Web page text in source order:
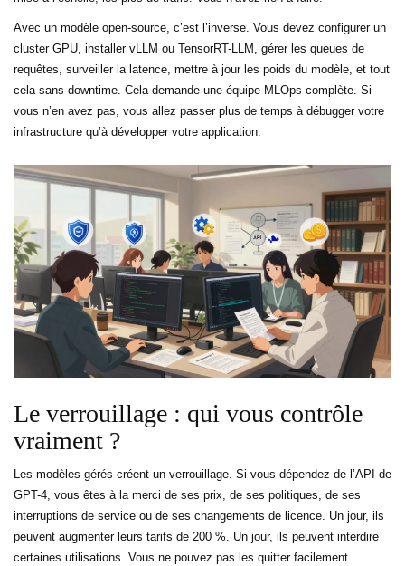
Avec un modèle open-source, c’est l’inverse. Vous devez configurer un
cluster GPU, installer vLLM ou TensorRT-LLM, gérer les queues de
requêtes, surveiller la latence, mettre à jour les poids du modèle, et tout
cela sans downtime. Cela demande une équipe MLOps complète. Si
vous n’en avez pas, vous allez passer plus de temps à débugger votre
infrastructure qu’à développer votre application.
Le verrouillage : qui vous contrôle
vraiment ?
Les modèles gérés créent un verrouillage. Si vous dépendez de l’API de
GPT-4, vous êtes à la merci de ses prix, de ses politiques, de ses
interruptions de service ou de ses changements de licence. Un jour, ils
peuvent augmenter leurs tarifs de 200 %. Un jour, ils peuvent interdire
certaines utilisations. Vous ne pouvez pas les quitter facilement.